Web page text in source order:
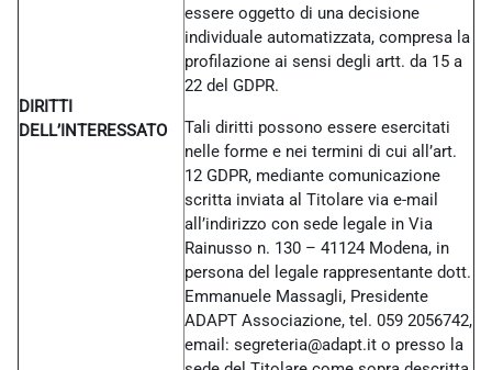
DIRITTI
DELL’INTERESSATO
essere oggetto di una decisione
individuale automatizzata, compresa la
profilazione ai sensi degli artt. da 15 a
22 del GDPR.
Tali diritti possono essere esercitati
nelle forme e nei termini di cui all’art.
12 GDPR, mediante comunicazione
scritta inviata al Titolare via e-mail
all’indirizzo con sede legale in Via
Rainusso n. 130 – 41124 Modena, in
persona del legale rappresentante dott.
Emmanuele Massagli, Presidente
ADAPT Associazione, tel. 059 2056742,
email: segreteria@adapt.it o presso la